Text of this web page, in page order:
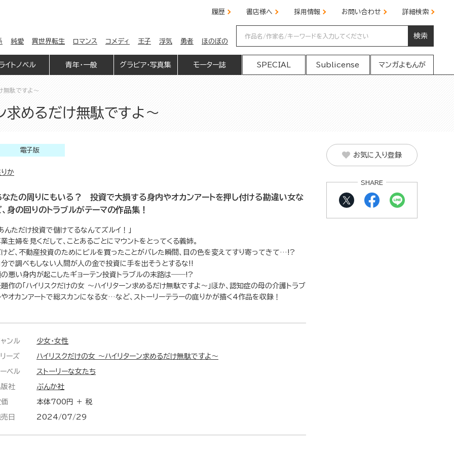
履歴 書店様へ 採用情報 お問い合わせ 詳細検索
純愛 異世界転生 ロマンス コメディ 王子 浮気 勇者 ほのぼの
検索
イトノベル 青年・一般 グラビア・写真集 モーター誌 SPECIAL Sublicense マンガよもんが
無駄ですよ～
求めるだけ無駄ですよ～
電子版
か
なたの周りにもいる？ 投資で大損する身内やオカンアートを押し付ける勘違い女な
、身の回りのトラブルがテーマの作品集！
んただけ投資で儲けてるなんてズルイ！」
主婦を見くだして、ことあるごとにマウントをとってくる義姉。
ど、不動産投資のためにビルを買ったことがバレた瞬間、目の色を変えてすり寄ってきて…!?
で調べもしない人間が人の金で投資に手を出そうとするな!!
悪い身内が起こしたギョーテン投資トラブルの末路は――!?
作の「ハイリスクだけの女 ～ハイリターン求めるだけ無駄ですよ～」ほか、認知症の母の介護トラブ
オカンアートで総スカンになる女…など、ストーリーテラーの庭りかが描く4作品を収録！
ンル 少女・女性
ーズ ハイリスクだけの女 ～ハイリターン求めるだけ無駄ですよ～
ベル ストーリーな女たち
社 ぶんか社
本体700円 ＋ 税
日 2024/07/29
お気に入り登録
SHARE